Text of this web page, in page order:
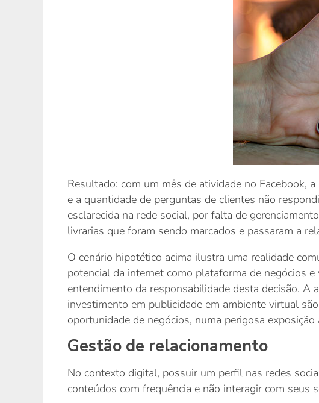
Resultado: com um mês de atividade no Facebook,
e a quantidade de perguntas de clientes não
esclarecida na rede social, por falta de
livrarias que foram sendo marcados e passaram a
O cenário hipotético acima ilustra uma realidade
potencial da internet como plataforma de negócios
entendimento da responsabilidade desta decisão. A
investimento em publicidade em ambiente virtual
oportunidade de negócios, numa perigosa exposição
Gestão de relacionamento
No contexto digital, possuir um perfil nas redes
conteúdos com frequência e não interagir com seus